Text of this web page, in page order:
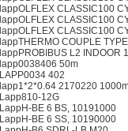
lappOLFLEX CLASSIC100
lappOLFLEX CLASSIC100
lappOLFLEX CLASSIC100
lappTHERMO COUPLE
lappPROBIBUS L2 INDOOR
lapp0038406 50m
LAPP0034 402
lapp1*2*0.64 2170220
Lapp810-12G
LappH-BE 6 BS, 10191000
LappH-BE 6 SS, 10190000